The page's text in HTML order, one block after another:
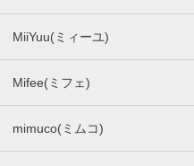
MiiYuu(ミィーユ)
Mifee(ミフェ)
mimuco(ミムコ)